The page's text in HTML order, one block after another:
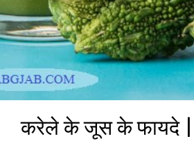
करेले के जूस के फायदे |